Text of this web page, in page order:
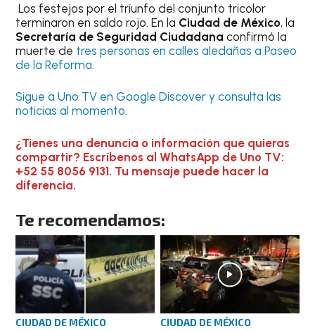
Los festejos por el triunfo del conjunto tricolor
terminaron en saldo rojo. En la Ciudad de México, la
Secretaría de Seguridad Ciudadanaconfirmó la
muerte de tres personas en calles aledañas a Paseo
de la Reforma.
Sigue a Uno TV en Google Discover y consulta las
noticias al momento.
¿Tienes una denuncia o información que quieras
compartir? Escríbenos al WhatsApp de Uno TV:
+52 55 8056 9131. Tu mensaje puede hacer la
diferencia.
Te recomendamos:
CIUDAD DE MÉXICO
CIUDAD DE MÉXICO